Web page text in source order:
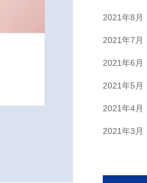
2021年8月
2021年7月
2021年6月
2021年5月
2021年4月
2021年3月